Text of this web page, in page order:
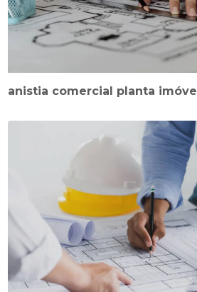
anistia comercial planta imóvel